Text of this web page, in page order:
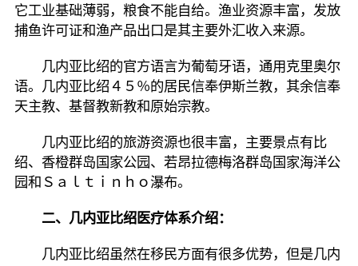
它工业基础薄弱，粮食不能自给。渔业资源丰富，发放
捕鱼许可证和渔产品出口是其主要外汇收入来源。
几内亚比绍的官方语言为葡萄牙语，通用克里奥尔
语。几内亚比绍４５％的居民信奉伊斯兰教，其余信奉
天主教、基督教新教和原始宗教。
几内亚比绍的旅游资源也很丰富，主要景点有比
绍、香橙群岛国家公园、若昂拉德梅洛群岛国家海洋公
园和Ｓａｌｔｉｎｈｏ瀑布。
二、几内亚比绍医疗体系介绍：
几内亚比绍虽然在移民方面有很多优势，但是几内